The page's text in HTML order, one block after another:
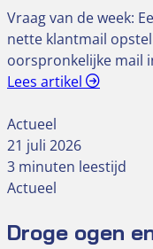
Vraag van de week:
nette klantmail
oorspronkelijke mail
Lees artikel
Actueel
21 juli 2026
3 minuten leestijd
Actueel
Droge ogen